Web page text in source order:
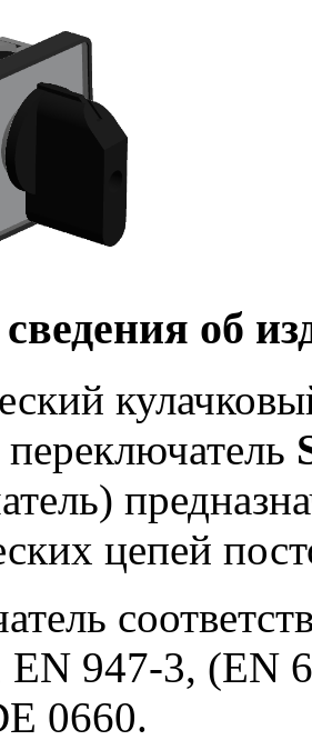
об
цепей
EN 947-3, (EN
0660.